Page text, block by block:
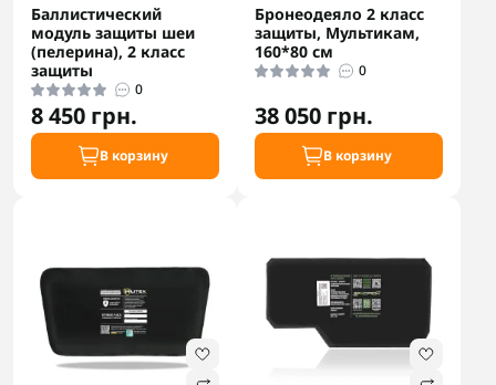
Баллистический
модуль защиты шеи
(пелерина), 2 класс
защиты
0
8 450 грн.
В корзину
Бронеодеяло 2 класс
защиты, Мультикам,
160*80 см
0
38 050 грн.
В корзину